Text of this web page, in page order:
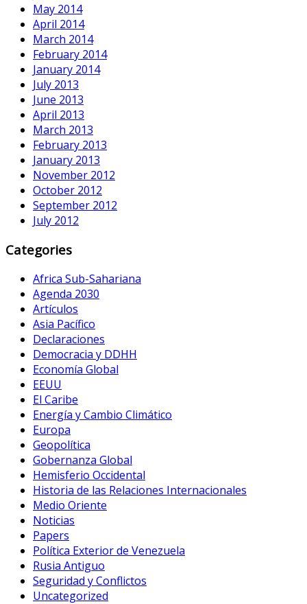
May 2014
April 2014
March 2014
February 2014
January 2014
July 2013
June 2013
April 2013
March 2013
February 2013
January 2013
November 2012
October 2012
September 2012
July 2012
Categories
Africa Sub-Sahariana
Agenda 2030
Artículos
Asia Pacífico
Declaraciones
Democracia y DDHH
Economía Global
EEUU
El Caribe
Energía y Cambio Climático
Europa
Geopolítica
Gobernanza Global
Hemisferio Occidental
Historia de las Relaciones Internacionales
Medio Oriente
Noticias
Papers
Política Exterior de Venezuela
Rusia Antiguo
Seguridad y Conflictos
Uncategorized